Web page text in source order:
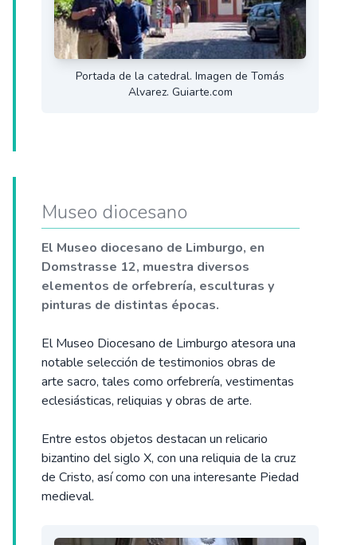
Portada de la catedral. Imagen de Tomás
Alvarez. Guiarte.com
Museo diocesano
El Museo diocesano de Limburgo, en
Domstrasse 12, muestra diversos
elementos de orfebrería, esculturas y
pinturas de distintas épocas.
El Museo Diocesano de Limburgo atesora una
notable selección de testimonios obras de
arte sacro, tales como orfebrería, vestimentas
eclesiásticas, reliquias y obras de arte.
Entre estos objetos destacan un relicario
bizantino del siglo X, con una reliquia de la cruz
de Cristo, así como con una interesante Piedad
medieval.